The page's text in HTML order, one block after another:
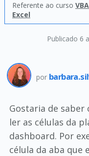
Publicado 6
Referente ao curso
Excel
por
Gostaria de saber
ler as células da
dashboard. Por
célula da aba que